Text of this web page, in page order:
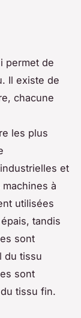
permet de
Il existe de
chacune
les plus
et
à
utilisées
tandis
sont
du tissu
sont
tissu fin.